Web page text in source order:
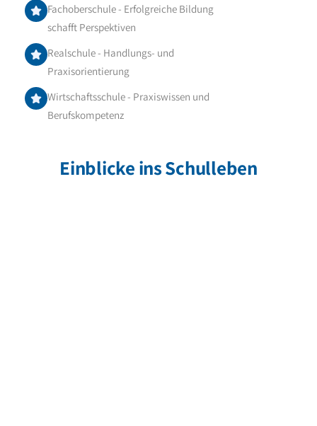
Fachoberschule - Erfolgreiche Bildung
schafft Perspektiven
Realschule - Handlungs- und
Praxisorientierung
Wirtschaftsschule - Praxiswissen und
Berufskompetenz
Einblicke ins Schulleben